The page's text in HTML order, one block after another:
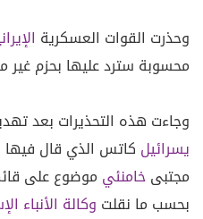
وحذرت القوات العسكرية
محسوبة سترد عليها بحزم
وجاءت هذه التحذيرات بعد
يسرائيل كاتس الذي قال فيها
مجتبىخامنئي موضوع على
بحسب ما نقلت وكالة الأنباء